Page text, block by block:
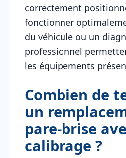
correctement
fonctionner
du véhicule ou un
professionnel
les équipements
Combien de
un
pare-brise
calibrage ?